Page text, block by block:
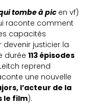
tombe à picen vf)
raconte comment
capacités
justicier la
durée113 épisodes
reprend
une nouvelle
l’acteur de la
le film).